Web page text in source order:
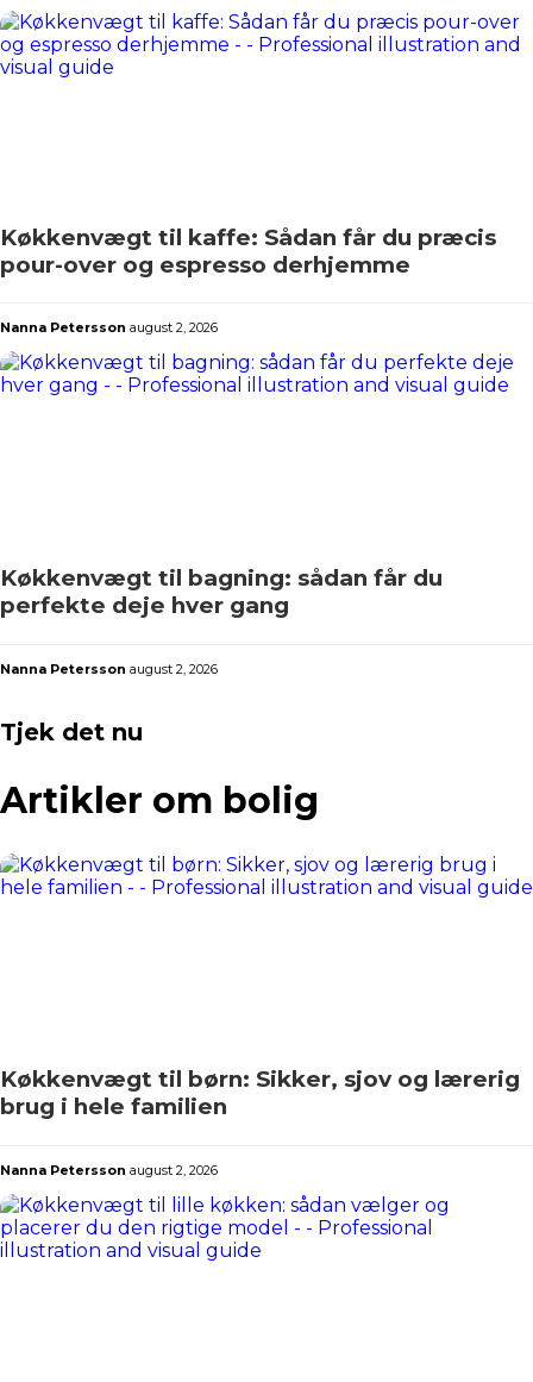
Køkkenvægt til kaffe: Sådan får du præcis
pour-over og espresso derhjemme
Nanna Petersson august 2, 2026
Køkkenvægt til bagning: sådan får du
perfekte deje hver gang
Nanna Petersson august 2, 2026
Tjek det nu
Artikler om bolig​
Køkkenvægt til børn: Sikker, sjov og lærerig
brug i hele familien
Nanna Petersson august 2, 2026